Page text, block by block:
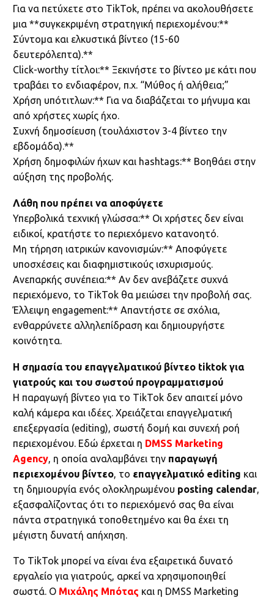
Για να πετύχετε στο TikTok, πρέπει να ακολουθήσετε
μια **συγκεκριμένη στρατηγική περιεχομένου:**
Σύντομα και ελκυστικά βίντεο (15-60
δευτερόλεπτα).**
Click-worthy τίτλοι:** Ξεκινήστε το βίντεο με κάτι που
τραβάει το ενδιαφέρον, π.χ. “Μύθος ή αλήθεια;”
Χρήση υπότιτλων:** Για να διαβάζεται το μήνυμα και
από χρήστες χωρίς ήχο.
Συχνή δημοσίευση (τουλάχιστον 3-4 βίντεο την
εβδομάδα).**
Χρήση δημοφιλών ήχων και hashtags:** Βοηθάει στην
αύξηση της προβολής.
Λάθη που πρέπει να αποφύγετε
Υπερβολικά τεχνική γλώσσα:** Οι χρήστες δεν είναι
ειδικοί, κρατήστε το περιεχόμενο κατανοητό.
Μη τήρηση ιατρικών κανονισμών:** Αποφύγετε
υποσχέσεις και διαφημιστικούς ισχυρισμούς.
Ανεπαρκής συνέπεια:** Αν δεν ανεβάζετε συχνά
περιεχόμενο, το TikTok θα μειώσει την προβολή σας.
Έλλειψη engagement:** Απαντήστε σε σχόλια,
ενθαρρύνετε αλληλεπίδραση και δημιουργήστε
κοινότητα.
Η σημασία του επαγγελματικού βίντεο tiktok για
γιατρούς και του σωστού προγραμματισμού
Η παραγωγή βίντεο για το TikTok δεν απαιτεί μόνο
καλή κάμερα και ιδέες. Χρειάζεται επαγγελματική
επεξεργασία (editing), σωστή δομή και συνεχή ροή
περιεχομένου. Εδώ έρχεται η DMSS Marketing
Agency, η οποία αναλαμβάνει την παραγωγή
περιεχομένου βίντεο, το επαγγελματικό editing και
τη δημιουργία ενός ολοκληρωμένου posting calendar,
εξασφαλίζοντας ότι το περιεχόμενό σας θα είναι
πάντα στρατηγικά τοποθετημένο και θα έχει τη
μέγιστη δυνατή απήχηση.
Το TikTok μπορεί να είναι ένα εξαιρετικά δυνατό
εργαλείο για γιατρούς, αρκεί να χρησιμοποιηθεί
σωστά. Ο Μιχάλης Μπότας και η DMSS Marketing